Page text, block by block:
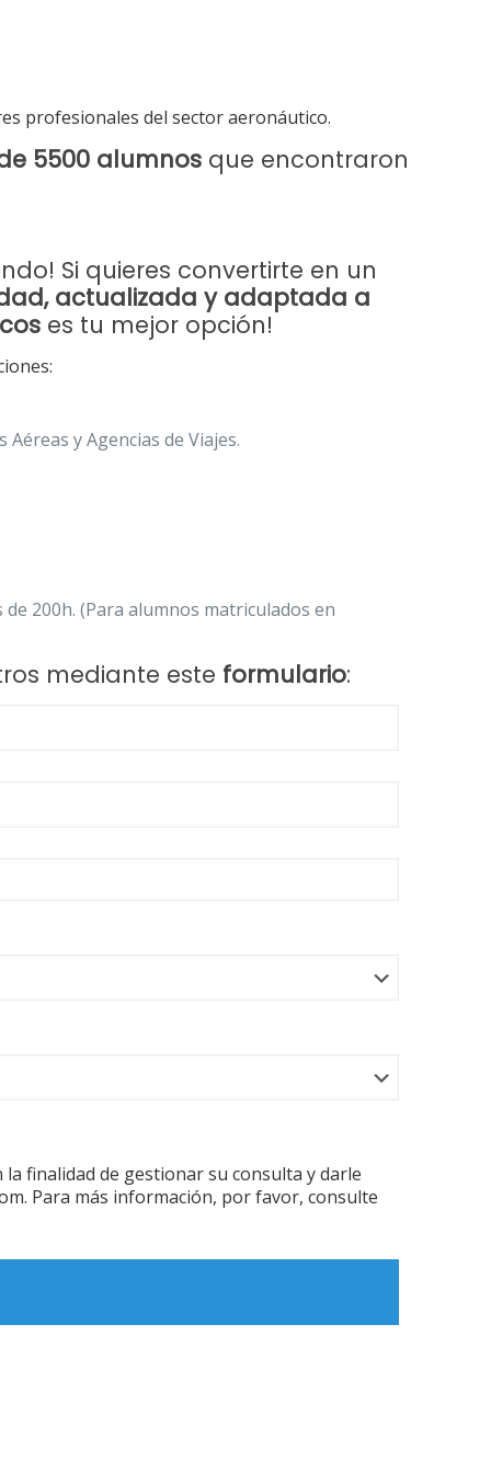
profesionales del sector aeronáutico.
5500 alumnos que encontraron
Si quieres convertirte en un
actualizada y adaptada a
es tu mejor opción!
y Agencias de Viajes.
200h. (Para alumnos matriculados en
mediante este formulario:
la finalidad de gestionar su consulta y darle
Para más información, por favor, consulte